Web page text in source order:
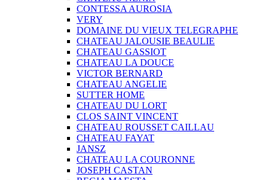
CONTESSA AUROSIA
VERY
DOMAINE DU VIEUX TELEGRAPHE
CHATEAU JALOUSIE BEAULIE
CHATEAU GASSIOT
CHATEAU LA DOUCE
VICTOR BERNARD
CHATEAU ANGELIE
SUTTER HOME
CHATEAU DU LORT
CLOS SAINT VINCENT
CHATEAU ROUSSET CAILLAU
CHATEAU FAYAT
JANSZ
CHATEAU LA COURONNE
JOSEPH CASTAN